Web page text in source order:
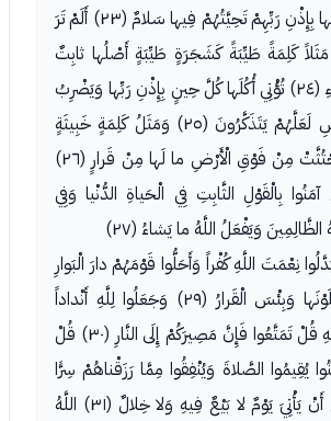
الْأَنْهارُ خالِدِينَ فِيها بِإِذْنِ رَبِّهِمْ تَحِيَّتُهُمْ فِيها سَلامٌ (٢٣) أَلَمْ تَرَ
كَلِمَةً طَيِّبَةً كَشَجَرَةٍ طَيِّبَةٍ أَصْلُها ثابِتٌ
وَفَرْعُها فِي السَّماءِ (٢٤) تُؤْتِي أُكُلَها كُلَّ حِينٍ بِإِذْنِ رَبِّها وَيَضْرِبُ
اللَّهُ الْأَمْثالَ لِلنَّاسِ لَعَلَّهُمْ يَتَذَكَّرُونَ (٢٥) وَمَثَلُ كَلِمَةٍ خَبِيثَةٍ
كَشَجَرَةٍ خَبِيثَةٍ اجْتُثَّتْ مِنْ فَوْقِ الْأَرْضِ ما لَها مِنْ قَرارٍ (٢٦)
بِالْقَوْلِ الثَّابِتِ فِي الْحَياةِ الدُّنْيا وَفِي
وَيَفْعَلُ اللَّهُ ما يَشاءُ (٢٧)
نِعْمَتَ اللَّهِ كُفْراً وَأَحَلُّوا قَوْمَهُمْ دارَ الْبَوارِ
(٢٨) جَهَنَّمَ يَصْلَوْنَها وَبِئْسَ الْقَرارُ (٢٩) وَجَعَلُوا لِلَّهِ أَنْداداً
لِيُضِلُّوا عَنْ سَبِيلِهِ قُلْ تَمَتَّعُوا فَإِنَّ مَصِيرَكُمْ إِلَى النَّارِ (٣٠) قُلْ
يُقِيمُوا الصَّلاةَ وَيُنْفِقُوا مِمَّا رَزَقْناهُمْ سِرًّا
وَعَلانِيَةً مِنْ قَبْلِ أَنْ يَأْتِيَ يَوْمٌ لا بَيْعٌ فِيهِ وَلا خِلالٌ (٣١) اللَّهُ